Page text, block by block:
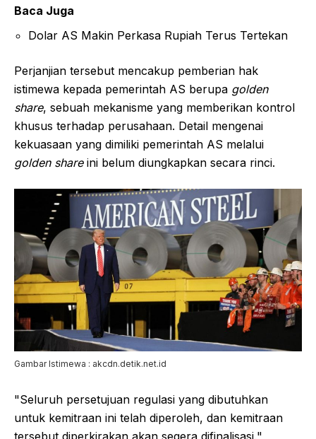
Baca Juga
Dolar AS Makin Perkasa Rupiah Terus Tertekan
Perjanjian tersebut mencakup pemberian hak
istimewa kepada pemerintah AS berupa golden
share, sebuah mekanisme yang memberikan kontrol
khusus terhadap perusahaan. Detail mengenai
kekuasaan yang dimiliki pemerintah AS melalui
golden shareini belum diungkapkan secara rinci.
Gambar Istimewa : akcdn.detik.net.id
"Seluruh persetujuan regulasi yang dibutuhkan
untuk kemitraan ini telah diperoleh, dan kemitraan
tersebut diperkirakan akan segera difinalisasi,"